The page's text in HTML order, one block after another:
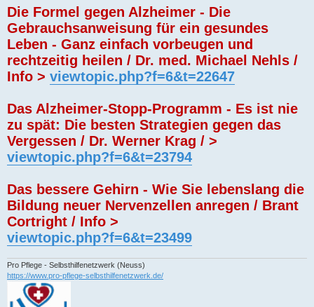
Die Formel gegen Alzheimer - Die
Gebrauchsanweisung für ein gesundes
Leben - Ganz einfach vorbeugen und
rechtzeitig heilen / Dr. med. Michael Nehls /
Info > viewtopic.php?f=6&t=22647
Das Alzheimer-Stopp-Programm - Es ist nie
zu spät: Die besten Strategien gegen das
Vergessen / Dr. Werner Krag / >
viewtopic.php?f=6&t=23794
Das bessere Gehirn - Wie Sie lebenslang die
Bildung neuer Nervenzellen anregen / Brant
Cortright / Info >
viewtopic.php?f=6&t=23499
Pro Pflege - Selbsthilfenetzwerk (Neuss)
https://www.pro-pflege-selbsthilfenetzwerk.de/